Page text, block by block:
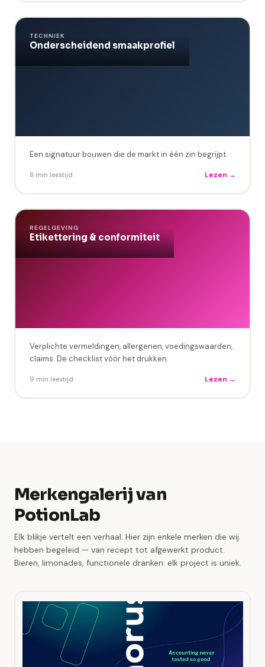
TECHNIEK
Onderscheidend smaakprofiel
Een signatuur bouwen die de markt in één zin begrijpt.
8 min leestijd Lezen →
REGELGEVING
Etikettering & conformiteit
Verplichte vermeldingen, allergenen, voedingswaarden,
claims. De checklist vóór het drukken.
9 min leestijd Lezen →
Merkengalerij van
PotionLab
Elk blikje vertelt een verhaal. Hier zijn enkele merken die wij
hebben begeleid — van recept tot afgewerkt product.
Bieren, limonades, functionele dranken: elk project is uniek.